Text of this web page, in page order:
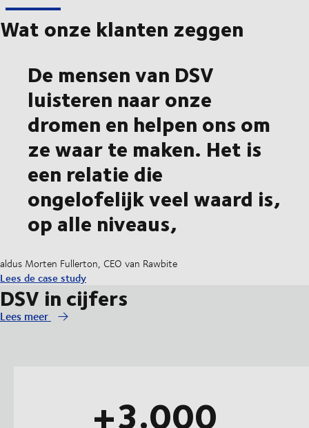
Wat onze klanten zeggen
De mensen van DSV
luisteren naar onze
dromen en helpen ons om
ze waar te maken. Het is
een relatie die
ongelofelijk veel waard is,
op alle niveaus,
aldus Morten Fullerton, CEO van Rawbite
Lees de case study
DSV in cijfers
Lees meer
+3.000